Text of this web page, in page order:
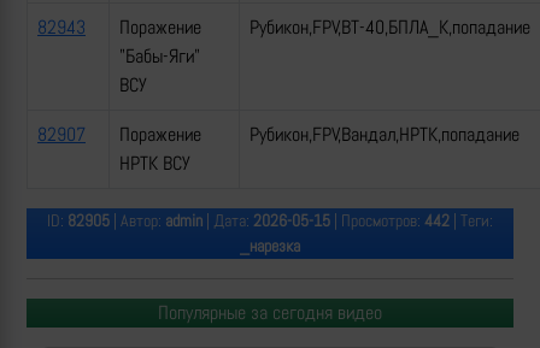
82943
Поражение
"Бабы-Яги"
ВСУ
Рубикон,FPV,ВТ-40,БПЛА_К,попадание
82907
Поражение
НРТК ВСУ
Рубикон,FPV,Вандал,НРТК,попадание
ID: 82905 | Автор: admin | Дата: 2026-05-15 | Просмотров: 442 | Теги:
_нарезка
Популярные за сегодня видео